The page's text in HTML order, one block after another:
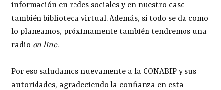
información en redes sociales y en nuestro caso
también biblioteca virtual. Además, si todo se da como
lo planeamos, próximamente también tendremos una
radio on line.
Por eso saludamos nuevamente a la CONABIP y sus
autoridades, agradeciendo la confianza en esta